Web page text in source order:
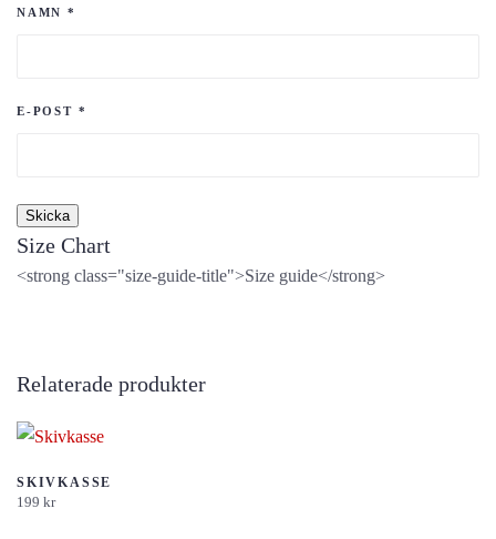
NAMN *
E-POST *
Size Chart
<strong class="size-guide-title">Size guide</strong>
Relaterade produkter
SKIVKASSE
199 kr